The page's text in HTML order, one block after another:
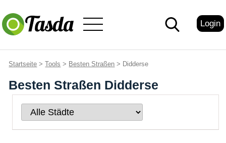
Login
Startseite >Tools > Besten Straßen > Didderse
Besten Straßen Didderse